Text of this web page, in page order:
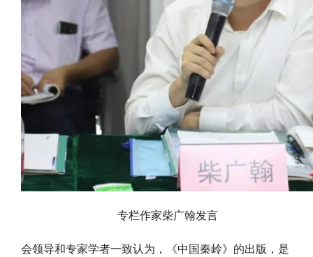
专栏作家柴广翰发言
会领导和专家学者一致认为，《中国秦岭》的出版，是